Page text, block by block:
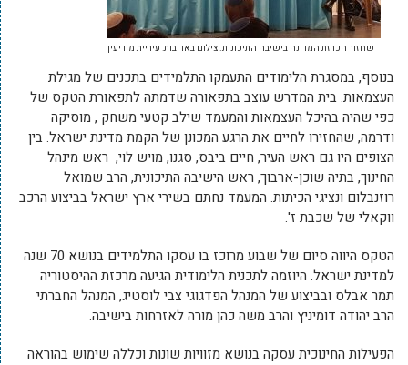
שחזור הכרזת המדינה בישיבה התיכונית. צילום באדיבות: עיריית מודיעין
בנוסף, במסגרת הלימודים התעמקו התלמידים בתכנים של מגילת
העצמאות. בית המדרש עוצב בתפאורה שדמתה לתפאורת הטקס של
כפי שהיה בהיכל העצמאות והמעמד שילב קטעי משחק , מוסיקה
ודרמה, שהחזירו לחיים את הרגע המכונן של הקמת מדינת ישראל. בין
הצופים היו גם ראש העיר, חיים ביבס, סגנו, מויש לוי, ראש מינהל
החינוך, בתיה שוכן-ארבוך, ראש הישיבה התיכונית, הרב שמואל
רוזנבלום ונציגי הכיתות. המעמד נחתם בשירי ארץ ישראל בביצוע הרכב
ווקאלי של שכבת ז'.
הטקס היווה סיום של שבוע מרוכז בו עסקו התלמידים בנושא 70 שנה
למדינת ישראל. היוזמה לתכנית הלימודית הגיעה מרכזת ההיסטוריה
תמר אבלס ובביצוע של המנהל הפדגוגי צבי לוסטיג, המנהל החברתי
הרב יהודה דומיניץ והרב משה כהן מורה לאזרחות בישיבה.
הפעילות החינוכית עסקה בנושא מזוויות שונות וכללה שימוש בהוראה